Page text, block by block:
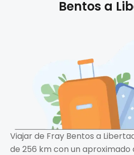
Bentos a
Viajar de Fray Bentos a
de 256 km con un aproximado